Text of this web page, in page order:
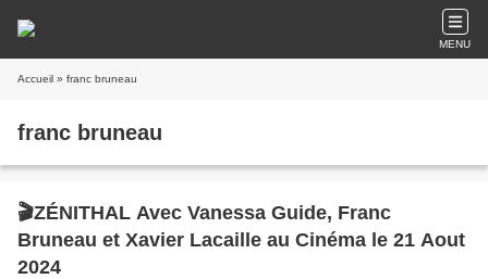
MENU
Accueil » franc bruneau
franc bruneau
🎬ZÉNITHAL Avec Vanessa Guide, Franc
Bruneau et Xavier Lacaille au Cinéma le 21 Aout
2024